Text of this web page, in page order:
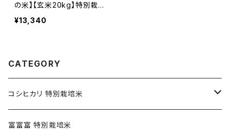
の米】【玄米20kg】特別栽培
米 自然型乾燥コシヒカリ
「米山米」【富山県入善町特
¥13,340
CATEGORY
コシヒカリ 特別栽培米
精米(白米) コシヒカリ特別栽培米
富富富 特別栽培米